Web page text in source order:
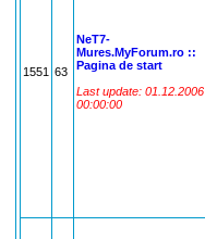
1551 63
NeT7-
Mures.MyForum.ro ::
Pagina de start
Last update: 01.12.2006
00:00:00